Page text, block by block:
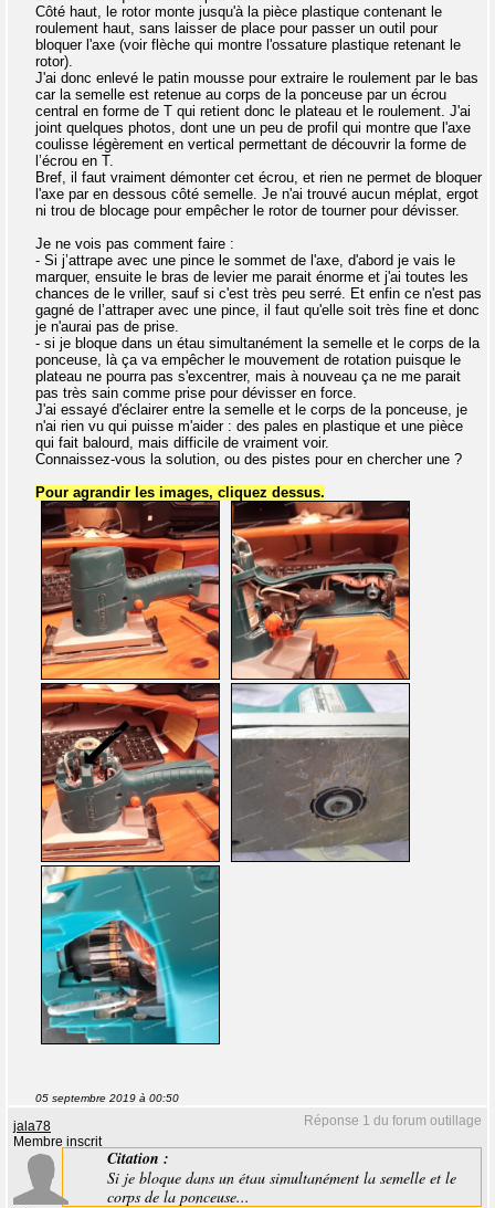
Côté haut, le rotor monte jusqu'à la pièce plastique contenant le
roulement haut, sans laisser de place pour passer un outil pour
bloquer l'axe (voir flèche qui montre l'ossature plastique retenant le
rotor).
J'ai donc enlevé le patin mousse pour extraire le roulement par le bas
car la semelle est retenue au corps de la ponceuse par un écrou
central en forme de T qui retient donc le plateau et le roulement. J'ai
joint quelques photos, dont une un peu de profil qui montre que l'axe
coulisse légèrement en vertical permettant de découvrir la forme de
l’écrou en T.
Bref, il faut vraiment démonter cet écrou, et rien ne permet de bloquer
l'axe par en dessous côté semelle. Je n'ai trouvé aucun méplat, ergot
ni trou de blocage pour empêcher le rotor de tourner pour dévisser.
Je ne vois pas comment faire :
- Si j’attrape avec une pince le sommet de l'axe, d'abord je vais le
marquer, ensuite le bras de levier me parait énorme et j'ai toutes les
chances de le vriller, sauf si c'est très peu serré. Et enfin ce n'est pas
gagné de l’attraper avec une pince, il faut qu'elle soit très fine et donc
je n'aurai pas de prise.
- si je bloque dans un étau simultanément la semelle et le corps de la
ponceuse, là ça va empêcher le mouvement de rotation puisque le
plateau ne pourra pas s'excentrer, mais à nouveau ça ne me parait
pas très sain comme prise pour dévisser en force.
J'ai essayé d'éclairer entre la semelle et le corps de la ponceuse, je
n'ai rien vu qui puisse m'aider : des pales en plastique et une pièce
qui fait balourd, mais difficile de vraiment voir.
Connaissez-vous la solution, ou des pistes pour en chercher une ?
Pour agrandir les images, cliquez dessus.
05 septembre 2019 à 00:50
Réponse 1 du forum outillage
jala78
Membre inscrit
Citation :
Si je bloque dans un étau simultanément la semelle et le
corps de la ponceuse...